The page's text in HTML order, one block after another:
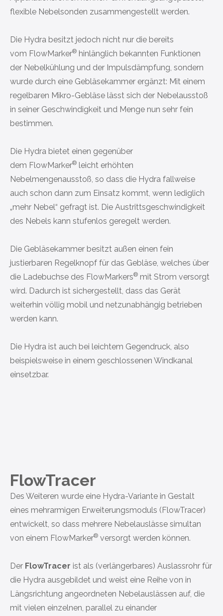
flexible Nebelsonden zusammengestellt werden.
Die Hydra besitzt jedoch nicht nur die bereits
vom FlowMarker® hinlänglich bekannten Funktionen
der Nebelkühlung und der Impulsdämpfung, sondern
wurde durch eine Gebläsekammer ergänzt: Mit einem
regelbaren Mikro-Gebläse lässt sich der Nebelausstoß
in seiner Geschwindigkeit und Menge nun sehr fein
bestimmen.
Die Hydra bietet einen gegenüber
dem FlowMarker® leicht erhöhten
Nebelmengenausstoß, so dass die Hydra fallweise
auch schon dann zum Einsatz kommt, wenn lediglich
„mehr Nebel“ gefragt ist. Die Austrittsgeschwindigkeit
des Nebels kann stufenlos geregelt werden.
Die Gebläsekammer besitzt außen einen fein
justierbaren Regelknopf für das Gebläse, welches über
die Ladebuchse des FlowMarkers® mit Strom versorgt
wird. Dadurch ist sichergestellt, dass das Gerät
weiterhin völlig mobil und netzunabhängig betrieben
werden kann.
Die Hydra ist auch bei leichtem Gegendruck, also
beispielsweise in einem geschlossenen Windkanal
einsetzbar.
FlowTracer
Des Weiteren wurde eine Hydra-Variante in Gestalt
eines mehrarmigen Erweiterungsmoduls (FlowTracer)
entwickelt, so dass mehrere Nebelauslässe simultan
von einem FlowMarker® versorgt werden können.
Der FlowTracer ist als (verlängerbares) Auslassrohr für
die Hydra ausgebildet und weist eine Reihe von in
Längsrichtung angeordneten Nebelauslässen auf, die
mit vielen einzelnen, parallel zu einander